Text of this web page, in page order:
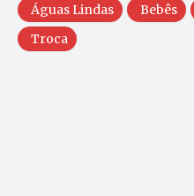
Águas Lindas Bebês
Troca